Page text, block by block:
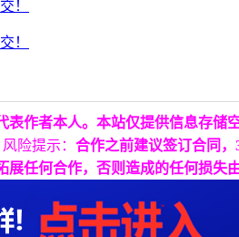
作者本人。本站仅提供信息存
风险提示： 合作之前建议签订合同
任何合作，否则造成的任何损失